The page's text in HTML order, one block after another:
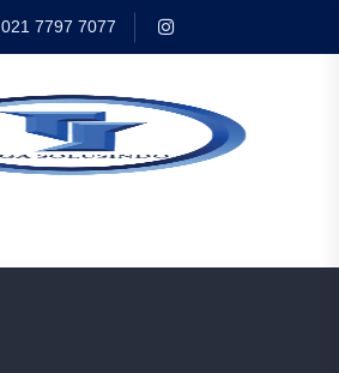
021 7797 7077